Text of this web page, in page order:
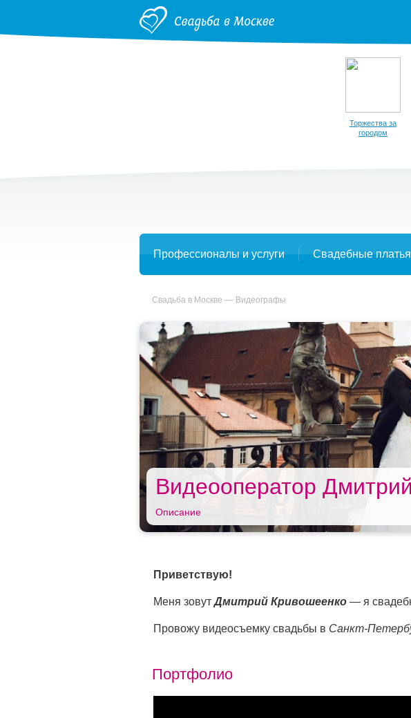
Торжества за
городом
Профессионалы и услуги Свадебные платья
Свадьба в Москве Видеографы
Видеооператор
Описание
Приветствую!
Меня зовутДмитрий Кривошеенко — я
Провожу видеосъемку свадьбы в Санкт-
Портфолио